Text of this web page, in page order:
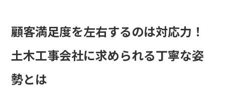
o
o
k
顧客満足度を左右するのは対応力！
土木工事会社に求められる丁寧な姿
勢とは